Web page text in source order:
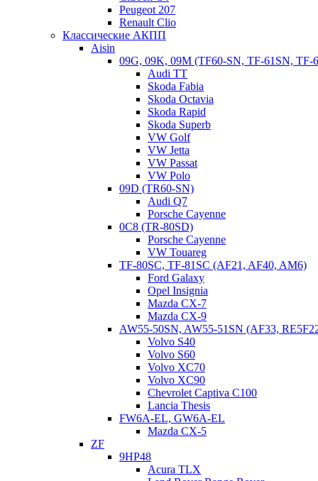
Peugeot 207
Renault Clio
Классические АКПП
Aisin
09G, 09K, 09M (TF60-SN, TF-61SN, TF-
Audi TT
Skoda Fabia
Skoda Octavia
Skoda Rapid
Skoda Superb
VW Golf
VW Jetta
VW Passat
VW Polo
09D (TR60-SN)
Audi Q7
Porsche Cayenne
0C8 (TR-80SD)
Porsche Cayenne
VW Touareg
TF-80SC, TF-81SC (AF21, AF40, AM6)
Ford Galaxy
Opel Insignia
Mazda CX-7
Mazda CX-9
AW55-50SN, AW55-51SN (AF33,
Volvo S40
Volvo S60
Volvo XC70
Volvo XC90
Chevrolet Captiva C100
Lancia Thesis
FW6A-EL, GW6A-EL
Mazda CX-5
ZF
9HP48
Acura TLX
Дифференциал DL382-7F (0CK) / DL382-7Q (0CL).
По электронным компонентам неполадки происходят по
мехатронику и модулю датчиков. Неисправный мехатроник
«тянет» за собой сцепление. То есть если Вы «прозевали»
неисправность мехатроника, тогда придется менять, либо
ремонтировать сцепление. Когда начались неисправности по
мехатронику, стоит задуматься об охлаждении АКПП.
Симптомы неисправного мехатроника типичны для
гидравлики любой трансмиссии – это будут толчки и рывки
при переключении передач и переключении селектора КПП.
Когда мехатроник начинает подклинивать, сцеплению не
хватает давления масла и начинаются пробуксовки и
вибрации – сцепление выходит из строя. Это будет
следствием того, что автовладелец долго ездил с
неисправным мехатроником.